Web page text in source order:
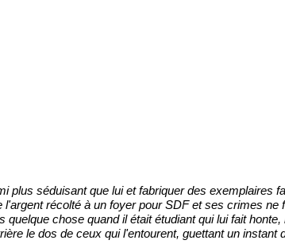
séduisant que lui et fabriquer des exemplaires
récolté à un foyer pour SDF et ses crimes ne
chose quand il était étudiant qui lui fait
le dos de ceux qui l'entourent, guettant un